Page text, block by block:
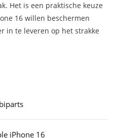
Het is een praktische keuze
16 willen beschermen
in te leveren op het strakke
iPhone 16